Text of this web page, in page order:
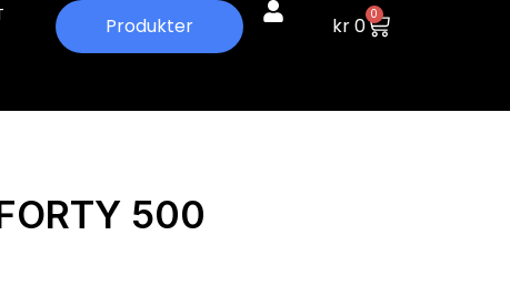
Produkter kr0 0
500